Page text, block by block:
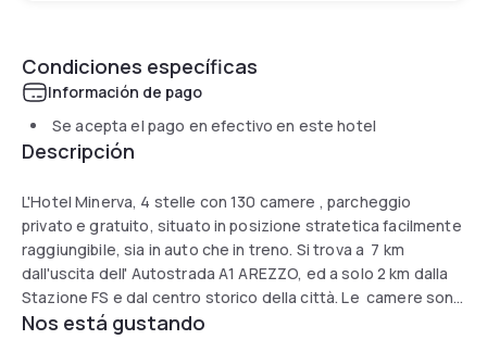
Condiciones específicas
Información de pago
Se acepta el pago en efectivo en este hotel
Descripción
L'Hotel Minerva, 4 stelle con 130 camere , parcheggio
privato e gratuito, situato in posizione stratetica facilmente
raggiungibile, sia in auto che in treno. Si trova a 7 km
dall'uscita dell' Autostrada A1 AREZZO, ed a solo 2 km dalla
Stazione FS e dal centro storico della città. Le camere sono
spaziose ed eleganti, dotate di climatizzazione, WiFi,
Nos está gustando